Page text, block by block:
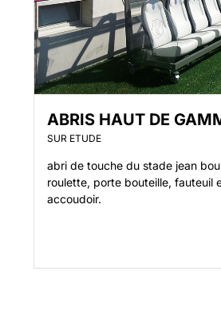
ABRIS HAUT DE
SUR ETUDE
abri de touche du stade jean
roulette, porte bouteille, fauteuil
accoudoir.